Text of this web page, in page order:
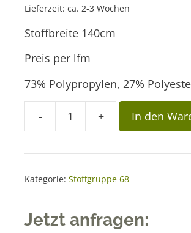
Lieferzeit: ca. 2-3 Wochen
Stoffbreite 140cm
Preis per lfm
73% Polypropylen, 27%
-
Stoff
68.45.50
Menge
+ In den
e
r
t
Kategorie: Stoffgruppe 68
Jetzt anfragen: